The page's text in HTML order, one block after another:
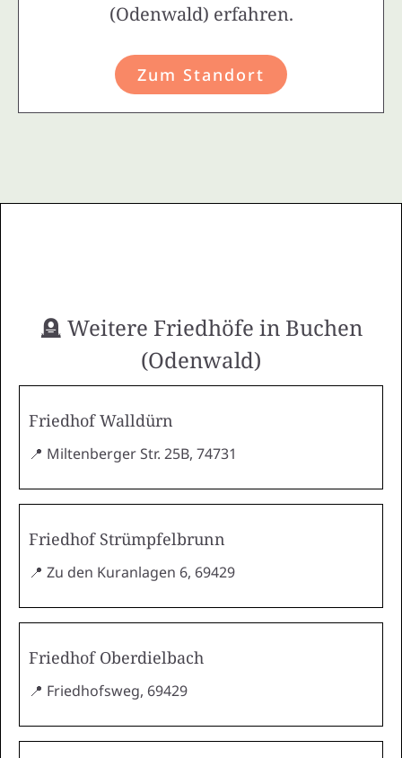
(Odenwald) erfahren.
Zum Standort
🪦 Weitere Friedhöfe in Buchen
(Odenwald)
Friedhof Walldürn
📍 Miltenberger Str. 25B, 74731
Friedhof Strümpfelbrunn
📍 Zu den Kuranlagen 6, 69429
Friedhof Oberdielbach
📍 Friedhofsweg, 69429